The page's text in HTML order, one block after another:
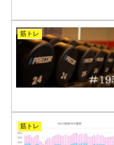
筋トレ
筋トレ